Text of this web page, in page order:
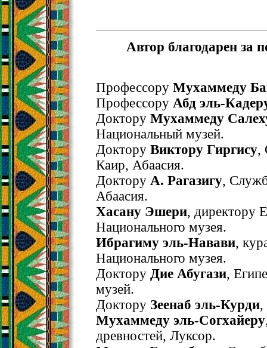
Автор благодарен за
Профессору Мухаммеду
Профессору Абд эль-
Доктору Мухаммеду
Национальный музей.
Доктору Виктору Гиргису,
Каир, Абаасия.
Доктору А. Рагазигу,
Абаасия.
Хасану Эшери, директору
Национального музея.
Ибрагиму эль-Навави,
Национального музея.
Доктору Дие Абугази,
музей.
Доктору Зеенаб эль-Курди,
Мухаммеду эль-Согхайеру
древностей, Луксор.